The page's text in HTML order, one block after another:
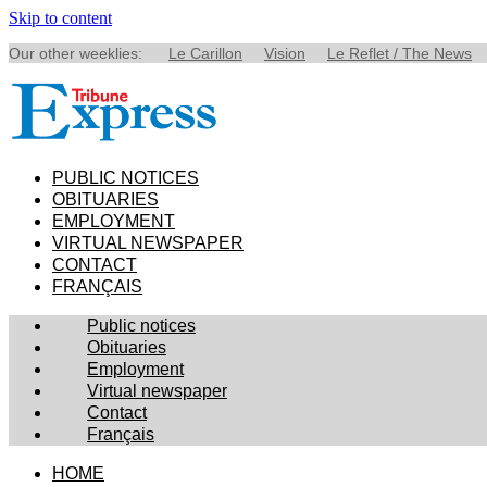
Skip to content
Our other weeklies: Le Carillon Vision Le Reflet / The News
PUBLIC NOTICES
OBITUARIES
EMPLOYMENT
VIRTUAL NEWSPAPER
CONTACT
FRANÇAIS
Public notices
Obituaries
Employment
Virtual newspaper
Contact
Français
HOME